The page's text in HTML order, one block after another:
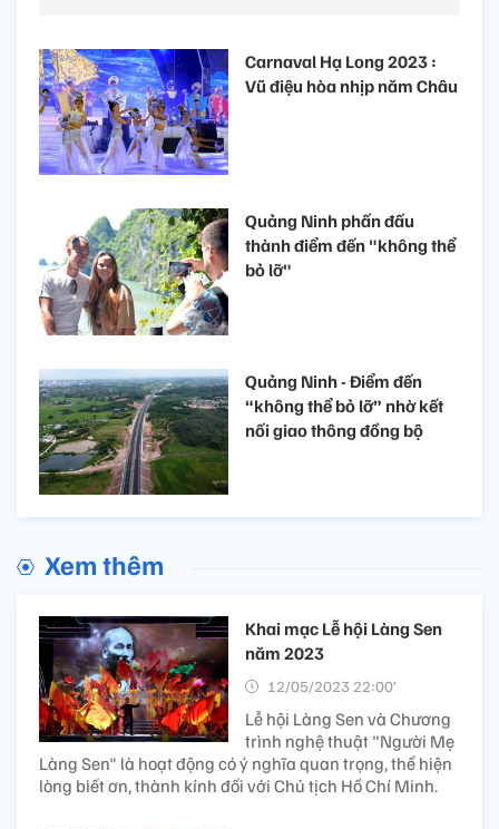
Carnaval Hạ Long 2023 :
Vũ điệu hòa nhịp năm Châu
Quảng Ninh phấn đấu
thành điểm đến "không thể
bỏ lỡ"
Quảng Ninh - Điểm đến
“không thể bỏ lỡ” nhờ kết
nối giao thông đồng bộ
Xem thêm
Khai mạc Lễ hội Làng Sen
năm 2023
12/05/2023 22:00’
Lễ hội Làng Sen và Chương
trình nghệ thuật "Người Mẹ
Làng Sen" là hoạt động có ý nghĩa quan trọng, thể hiện
lòng biết ơn, thành kính đối với Chủ tịch Hồ Chí Minh.